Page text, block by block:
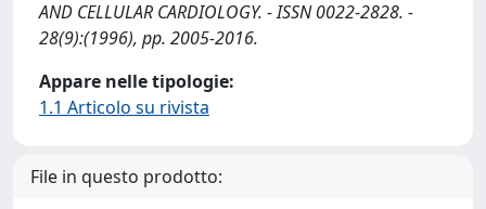
AND CELLULAR CARDIOLOGY. - ISSN 0022-2828. -
28(9):(1996), pp. 2005-2016.
Appare nelle tipologie:
1.1 Articolo su rivista
File in questo prodotto: